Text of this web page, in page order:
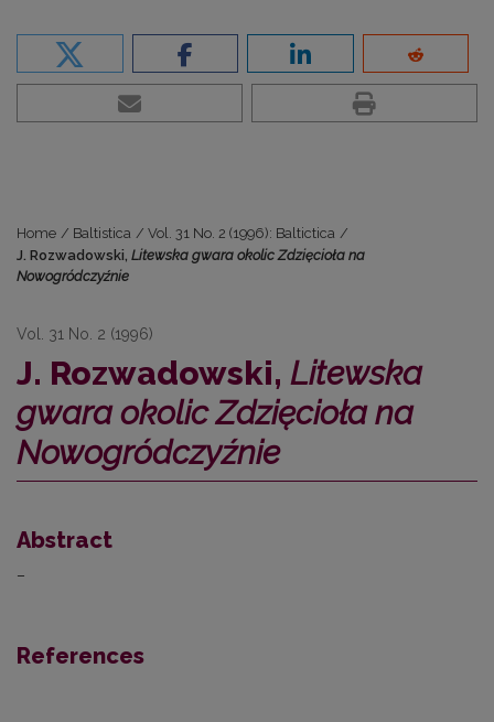
Home / Baltistica / Vol. 31 No. 2 (1996): Baltictica /
J. Rozwadowski, Litewska gwara okolic Zdzięcioła na
Nowogródczyźnie
Vol. 31 No. 2 (1996)
J. Rozwadowski, Litewska
gwara okolic Zdzięcioła na
Nowogródczyźnie
Abstract
–
References